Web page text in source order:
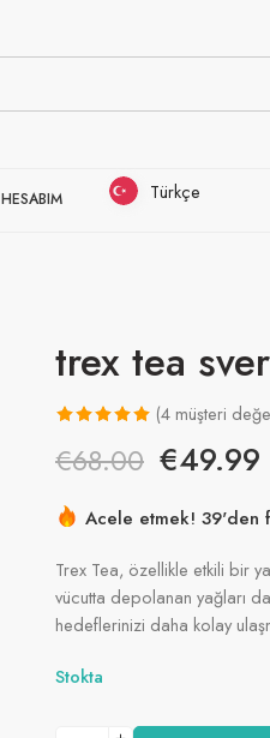
HESABIM Türkçe
trex tea
puanına
dayanarak 5
üzerinden
aldı
(4 müşteri
€68.00 €49.99
Acele etmek! 39'den
Trex Tea, özellikle etkili bir
vücutta depolanan yağları
hedeflerinizi daha kolay
Stokta